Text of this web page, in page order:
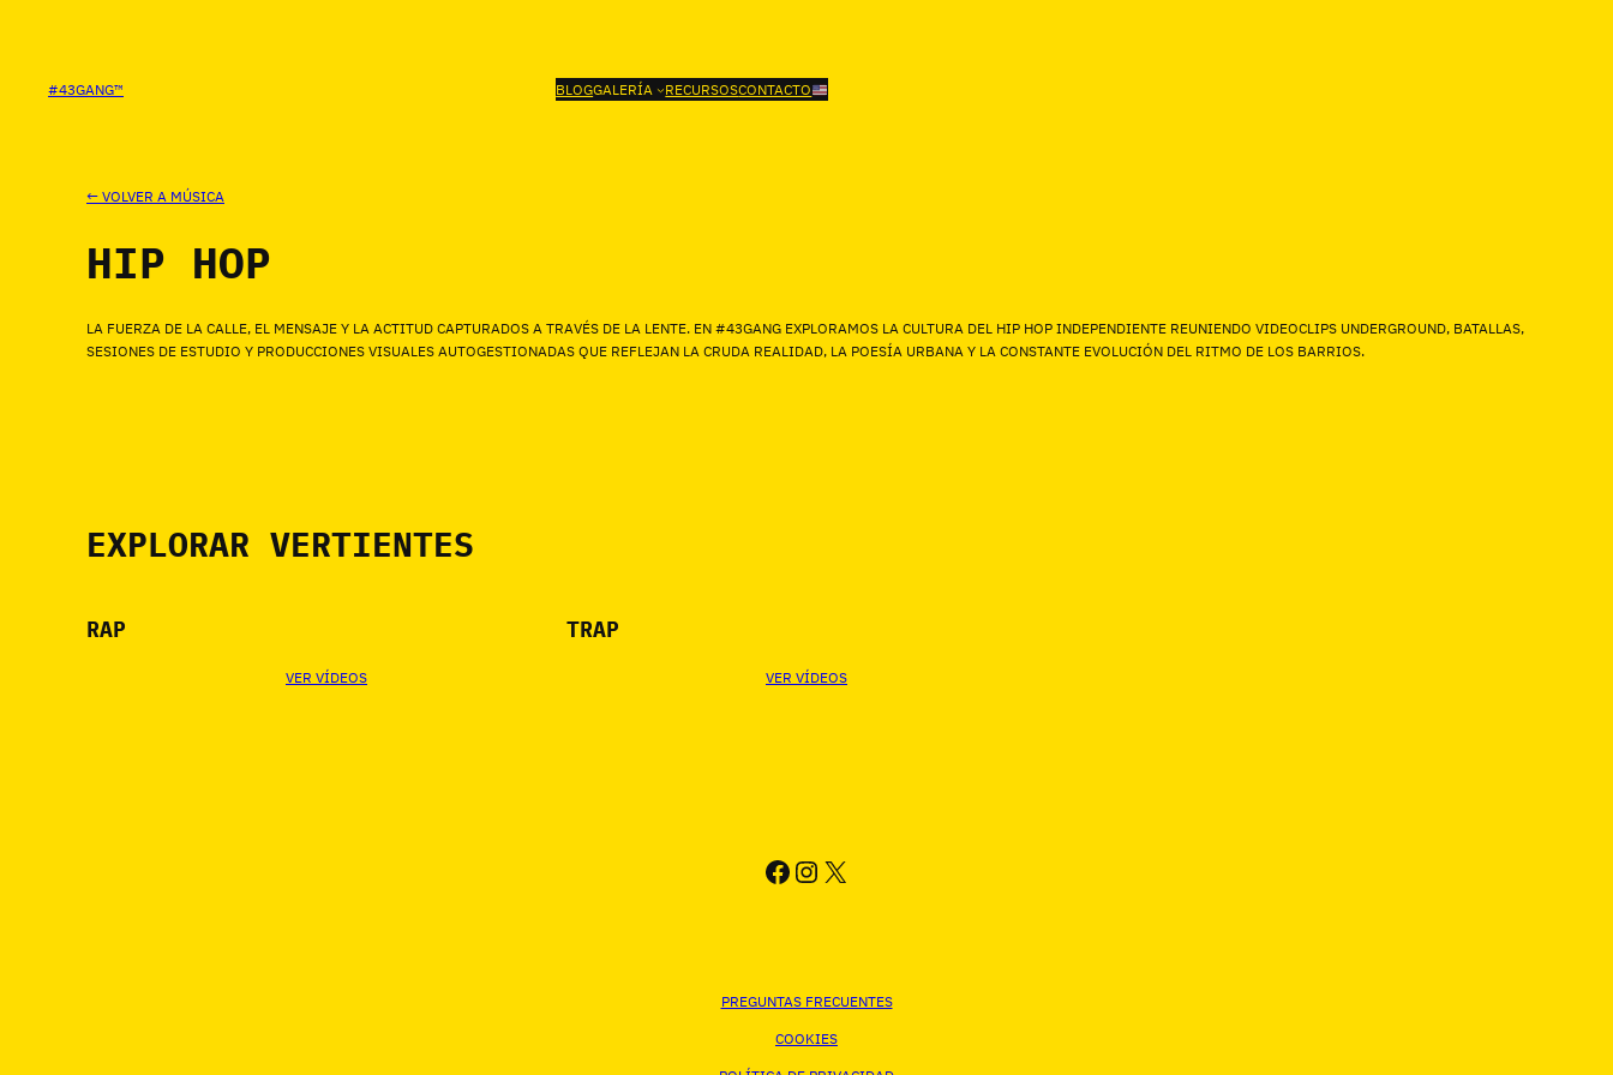
#43GANG™
BLOGGALERÍA RECURSOSCONTACTO
← VOLVER A MÚSICA
HIP HOP
LA FUERZA DE LA CALLE, EL MENSAJE Y LA ACTITUD CAPTURADOS A TRAVÉS DE LA LENTE. EN #43GANG EXPLORAMOS LA CULTURA DEL HIP HOP INDEPENDIENTE REUNIENDO VIDEOCLIPS UNDERGROUND, BATALLAS,
SESIONES DE ESTUDIO Y PRODUCCIONES VISUALES AUTOGESTIONADAS QUE REFLEJAN LA CRUDA REALIDAD, LA POESÍA URBANA Y LA CONSTANTE EVOLUCIÓN DEL RITMO DE LOS BARRIOS.
EXPLORAR VERTIENTES
RAP
VER VÍDEOS
TRAP
VER VÍDEOS
FACEBOOK
INSTAGRAM
X
PREGUNTAS FRECUENTES
COOKIES